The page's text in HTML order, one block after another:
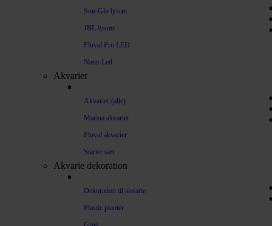
Sun-Glo lysrør
JBL lysrør
Fluval Pro LED
Nano Led
Akvarier
Akvarier (alle)
Marina akvarier
Fluval akvarier
Starter sæt
Akvarie dekoration
Dekoration til akvarie
Plastic planter